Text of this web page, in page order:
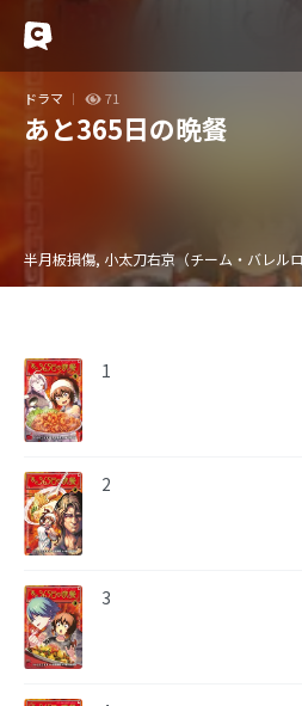
ドラマ 71
あと365日の晩餐
半月板損傷, 小太刀右京（チーム・バレル
1
2
3